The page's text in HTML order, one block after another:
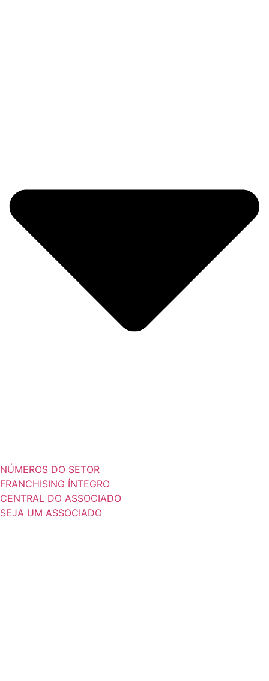
NÚMEROS DO SETOR
FRANCHISING ÍNTEGRO
CENTRAL DO ASSOCIADO
SEJA UM ASSOCIADO